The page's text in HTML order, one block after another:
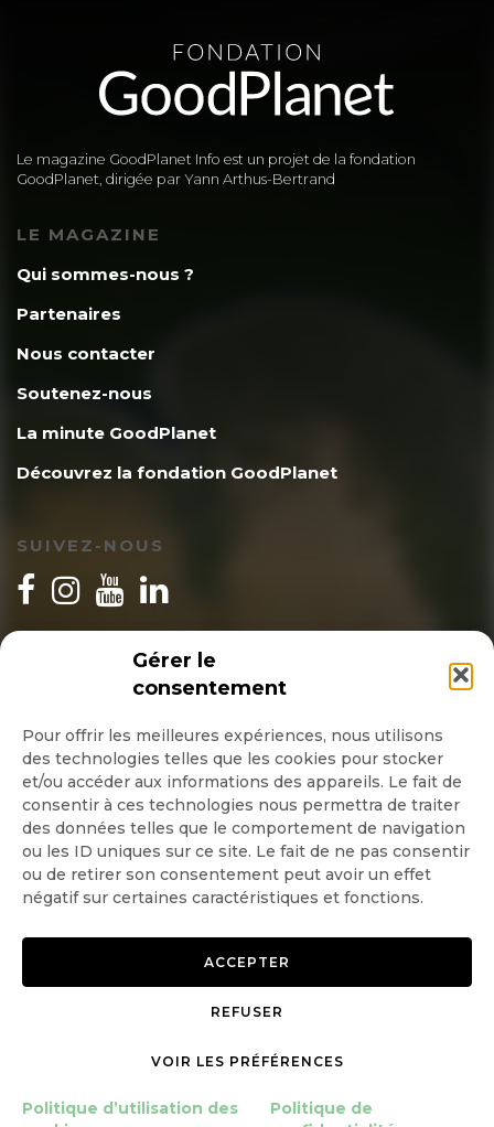
Gérer le
consentement
Pour offrir les meilleures expériences, nous utilisons
des technologies telles que les cookies pour stocker
et/ou accéder aux informations des appareils. Le fait de
consentir à ces technologies nous permettra de traiter
des données telles que le comportement de navigation
ou les ID uniques sur ce site. Le fait de ne pas consentir
ou de retirer son consentement peut avoir un effet
négatif sur certaines caractéristiques et fonctions.
ACCEPTER
REFUSER
VOIR LES PRÉFÉRENCES
Politique d’utilisation des
Politique de
Le magazine GoodPlanet Info est un projet de la fondation
GoodPlanet, dirigée par Yann Arthus-Bertrand
LE MAGAZINE
Qui sommes-nous ?
Partenaires
Nous contacter
Soutenez-nous
La minute GoodPlanet
Découvrez la fondation GoodPlanet
SUIVEZ-NOUS
INSCRIPTION NEWSLETTER
Quotidienne
Hebdo
OK
Politique de confidentialité